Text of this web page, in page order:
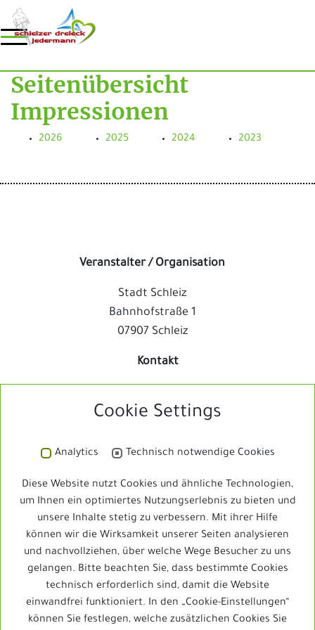
Seitenübersicht
Impressionen
2026 2025 2024 2023
Veranstalter / Organisation
Stadt Schleiz
Bahnhofstraße 1
07907 Schleiz
Kontakt
info@schleizer-dreieck-jedermann.de
03663 / 4804-131
Schleizer Dreieck Jedermann
Schleizer Dreieck Jedermann
Cookie Settings
Analytics Technisch notwendige Cookies
Diese Website nutzt Cookies und ähnliche Technologien,
um Ihnen ein optimiertes Nutzungserlebnis zu bieten und
unsere Inhalte stetig zu verbessern. Mit ihrer Hilfe
können wir die Wirksamkeit unserer Seiten analysieren
und nachvollziehen, über welche Wege Besucher zu uns
gelangen. Bitte beachten Sie, dass bestimmte Cookies
technisch erforderlich sind, damit die Website
einwandfrei funktioniert. In den „Cookie-Einstellungen“
können Sie festlegen, welche zusätzlichen Cookies Sie